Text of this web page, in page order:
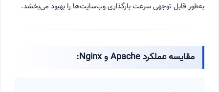
به‌طور قابل توجهی سرعت بارگذاری وب‌سایت‌ها را بهبود می‌بخشد.
مقایسه عملکرد وNginx: